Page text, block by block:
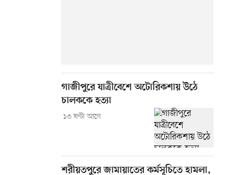
গাজীপুরে যাত্রীবেশে অটোরিকশায় উঠে
চালককে হত্যা
১৩ ঘণ্টা আগে
শরীয়তপুরে জামায়াতের কর্মসূচিতে হামলা,